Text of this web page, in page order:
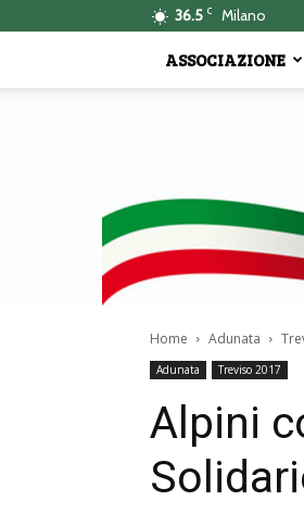
36.5 C Milano
ASSOCIAZIONE
Home Adunata
Adunata Treviso 2017
Alpini